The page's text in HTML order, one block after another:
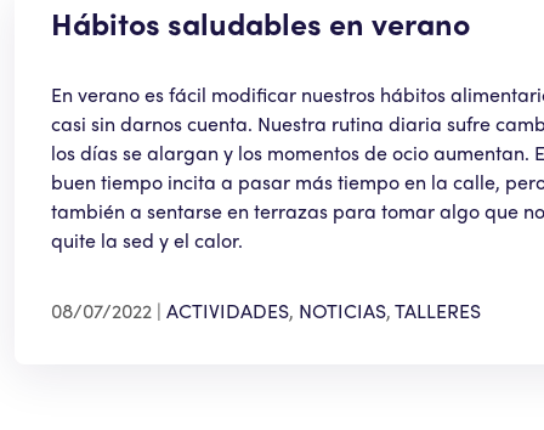
Hábitos saludables en verano
En verano es fácil modificar nuestros hábitos
casi sin darnos cuenta. Nuestra rutina diaria sufre
los días se alargan y los momentos de ocio aumentan.
buen tiempo incita a pasar más tiempo en la calle,
también a sentarse en terrazas para tomar algo que
quite la sed y el calor.
08/07/2022 ACTIVIDADES, NOTICIAS,TALLERES